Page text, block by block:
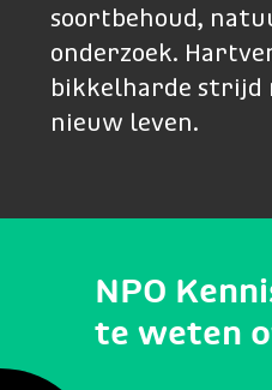
soortbehoud,
onderzoek.
bikkelharde strijd
nieuw leven.
NPO
te weten